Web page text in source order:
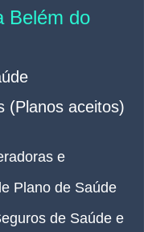
Belém do
(Planos aceitos)
e
Plano de Saúde
de Saúde e